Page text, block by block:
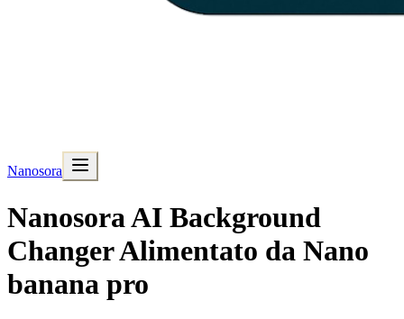
Nanosora
Nanosora AI Background
Changer Alimentato da Nano
banana pro